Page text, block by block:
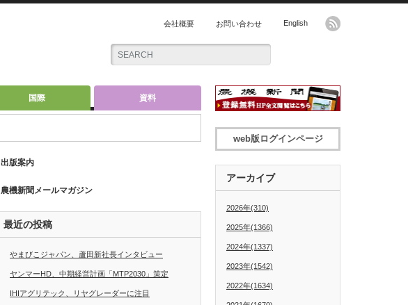
会社概要 お問い合わせ English
国際 資料
出版案内
農機新聞メールマガジン
最近の投稿
やまびこジャパン、蘆田新社長インタビュー
ヤンマーHD、中期経営計画「MTP2030」策定
IHIアグリテック、リヤグレーダーに注目
web版ログインページ
アーカイブ
2026年(310)
2025年(1366)
2024年(1337)
2023年(1542)
2022年(1634)